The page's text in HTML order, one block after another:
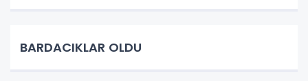
BARDACIKLAR OLDU